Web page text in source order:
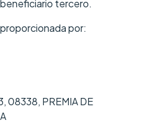
tercero.
por:
08338, PREMIA DE